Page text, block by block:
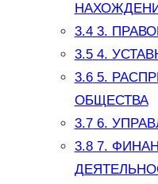
3.43.
3.54.
3.65.
ОБЩЕСТВА
3.76.
3.87.